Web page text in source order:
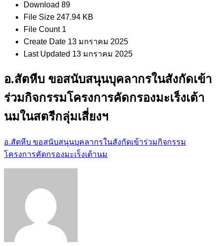
Download 89
File Size 247.94 KB
File Count 1
Create Date 13 มกราคม 2025
Last Updated 13 มกราคม 2025
อ.สัตหีบ ขอสนับสนุนบุคลากรในสังกัดเข้า
ร่วมกิจกรรมโครงการคัดกรองมะเร็งเต้า
นมในสตรีกลุ่มเสี่ยงฯ
อ.สัตหีบ ขอสนับสนุนบุคลากรในสังกัดเข้าร่วมกิจกรรม
โครงการคัดกรองมะเร็งเต้านม